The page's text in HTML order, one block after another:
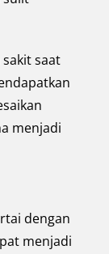
saat
menjadi
dengan
menjadi